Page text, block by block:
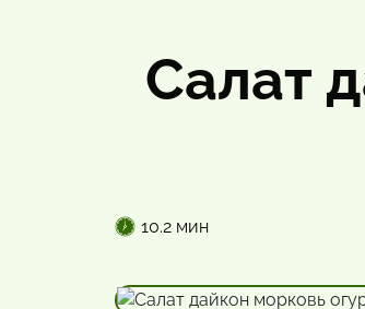
Салат
10.2 мин